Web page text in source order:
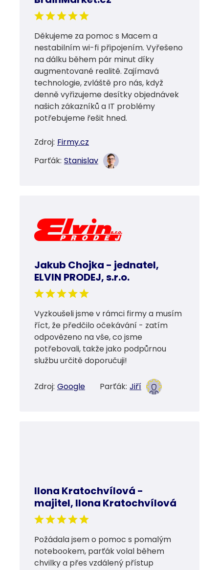
Děkujeme za pomoc s Macem a
nestabilním wi-fi připojením. Vyřešeno
na dálku během pár minut díky
augmentované realitě. Zajímavá
technologie, zvláště pro nás, když
denně vyřizujeme desítky objednávek
našich zákazníků a IT problémy
potřebujeme řešit hned.
Zdroj: Firmy.cz
Parťák: Stanislav
Jakub Chojka - jednatel,
ELVIN PRODEJ, s.r.o.
Vyzkoušeli jsme v rámci firmy a musím
říct, že předčilo očekávání - zatím
odpovězeno na vše, co jsme
potřebovali, takže jako podpůrnou
službu určitě doporučuji!
Zdroj: Google Parťák: Jiří
Ilona Kratochvílová -
majitel, Ilona Kratochvílová
Požádala jsem o pomoc s pomalým
notebookem, parťák volal během
chvilky a přes vzdálený přístup